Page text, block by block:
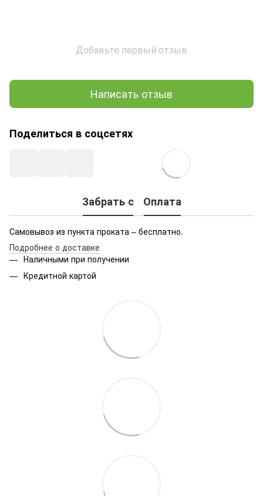
Добавьте первый отзыв
Написать отзыв
Поделиться в соцсетях
Забрать с Оплата
Самовывоз из пункта проката – бесплатно.
Подробнее о доставке
Наличными при получении
Кредитной картой